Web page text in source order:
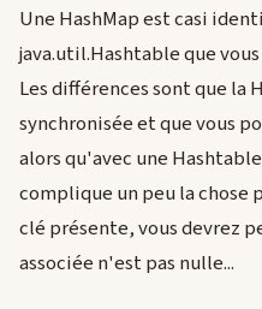
Une HashMap est casi
java.util.Hashtable que
Les différences sont que la
synchronisée et que vous
alors qu'avec une
complique un peu la chose
clé présente, vous devrez
associée n'est pas nulle...